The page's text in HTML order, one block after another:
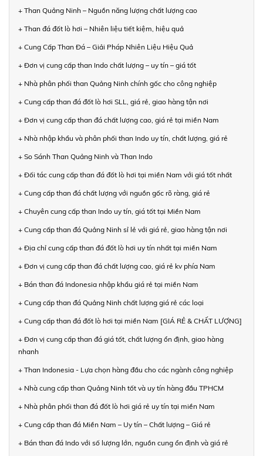
+ Than Quảng Ninh – Nguồn năng lượng chất lượng cao
+ Than đá đốt lò hơi – Nhiên liệu tiết kiệm, hiệu quả
+ Cung Cấp Than Đá – Giải Pháp Nhiên Liệu Hiệu Quả
+ Đơn vị cung cấp than Indo chất lượng – uy tín – giá tốt
+ Nhà phân phối than Quảng Ninh chính gốc cho công nghiệp
+ Cung cấp than đá đốt lò hơi SLL, giá rẻ, giao hàng tận nơi
+ Đơn vị cung cấp than đá chất lượng cao, giá rẻ tại miền Nam
+ Nhà nhập khẩu và phân phối than Indo uy tín, chất lượng, giá rẻ
+ So Sánh Than Quảng Ninh và Than Indo
+ Đối tác cung cấp than đá đốt lò hơi tại miền Nam với giá tốt nhất
+ Cung cấp than đá chất lượng với nguồn gốc rõ ràng, giá rẻ
+ Chuyên cung cấp than Indo uy tín, giá tốt tại Miền Nam
+ Cung cấp than đá Quảng Ninh sỉ lẻ với giá rẻ, giao hàng tận nơi
+ Địa chỉ cung cấp than đá đốt lò hơi uy tín nhất tại miền Nam
+ Đơn vị cung cấp than đá chất lượng cao, giá rẻ kv phía Nam
+ Bán than đá Indonesia nhập khẩu giá rẻ tại miền Nam
+ Cung cấp than đá Quảng Ninh chất lượng giá rẻ các loại
+ Cung cấp than đá đốt lò hơi tại miền Nam [GIÁ RẺ & CHẤT LƯỢNG]
+ Đơn vị cung cấp than đá giá tốt, chất lượng ổn định, giao hàng
nhanh
+ Than Indonesia - Lựa chọn hàng đầu cho các ngành công nghiệp
+ Nhà cung cấp than Quảng Ninh tốt và uy tín hàng đầu TPHCM
+ Nhà phân phối than đá đốt lò hơi giá rẻ uy tín tại miền Nam
+ Cung cấp than đá Miền Nam – Uy tín – Chất lượng – Giá rẻ
+ Bán than đá Indo với số lượng lớn, nguồn cung ổn định và giá rẻ